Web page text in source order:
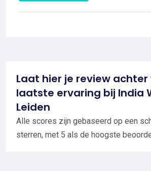
Laat hier je review achter
laatste ervaring bij India
Leiden
Alle scores zijn gebaseerd op een
sterren, met 5 als de hoogste